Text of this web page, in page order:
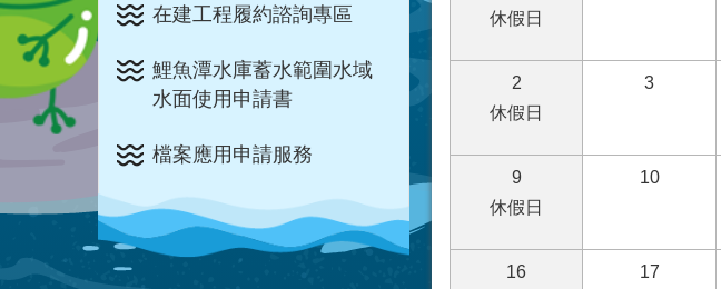
在建工程履約諮詢專區
鯉魚潭水庫蓄水範圍水域
水面使用申請書
檔案應用申請服務
休假日
2
休假日
3
9
休假日
10
16
17